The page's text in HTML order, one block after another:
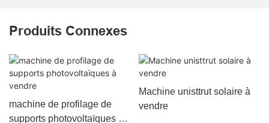
Produits Connexes
machine de profilage de
supports photovoltaïques à
Machine unisttrut solaire à
vendre